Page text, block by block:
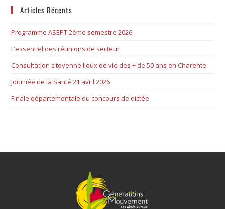
Articles Récents
Programme ASEPT 2ème semestre 2026
L’essentiel des réunions de secteur
Consultation citoyenne lieux de vie des + de 50 ans en Charente
Journée de la Santé 21 avril 2026
Finale départementale du concours de dictée